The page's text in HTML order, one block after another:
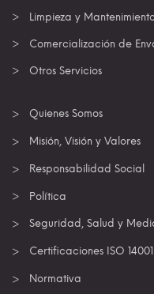
Limpieza y
Comercialización de
Otros Servicios
Quienes Somos
Misión, Visión y Valores
Responsabilidad Social
Política
Seguridad, Salud y
Certificaciones ISO
Normativa